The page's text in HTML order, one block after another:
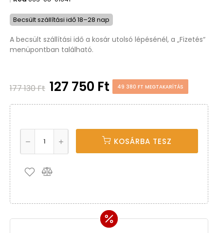
Becsült szállítási idő 18–28 nap
A becsült szállítási idő a kosár utolsó lépésénél, a „Fizetés“
menüpontban található.
177 130 Ft 127 750 Ft 49 380 FT MEGTAKARÍTÁS
KOSÁRBA TESZ